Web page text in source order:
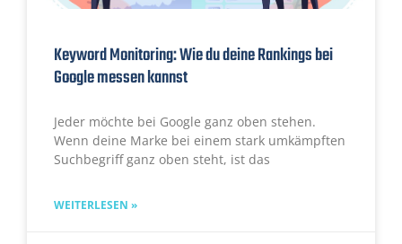
Keyword Monitoring: Wie du deine Rankings bei
Google messen kannst
Jeder möchte bei Google ganz oben stehen.
Wenn deine Marke bei einem stark umkämpften
Suchbegriff ganz oben steht, ist das
WEITERLESEN »